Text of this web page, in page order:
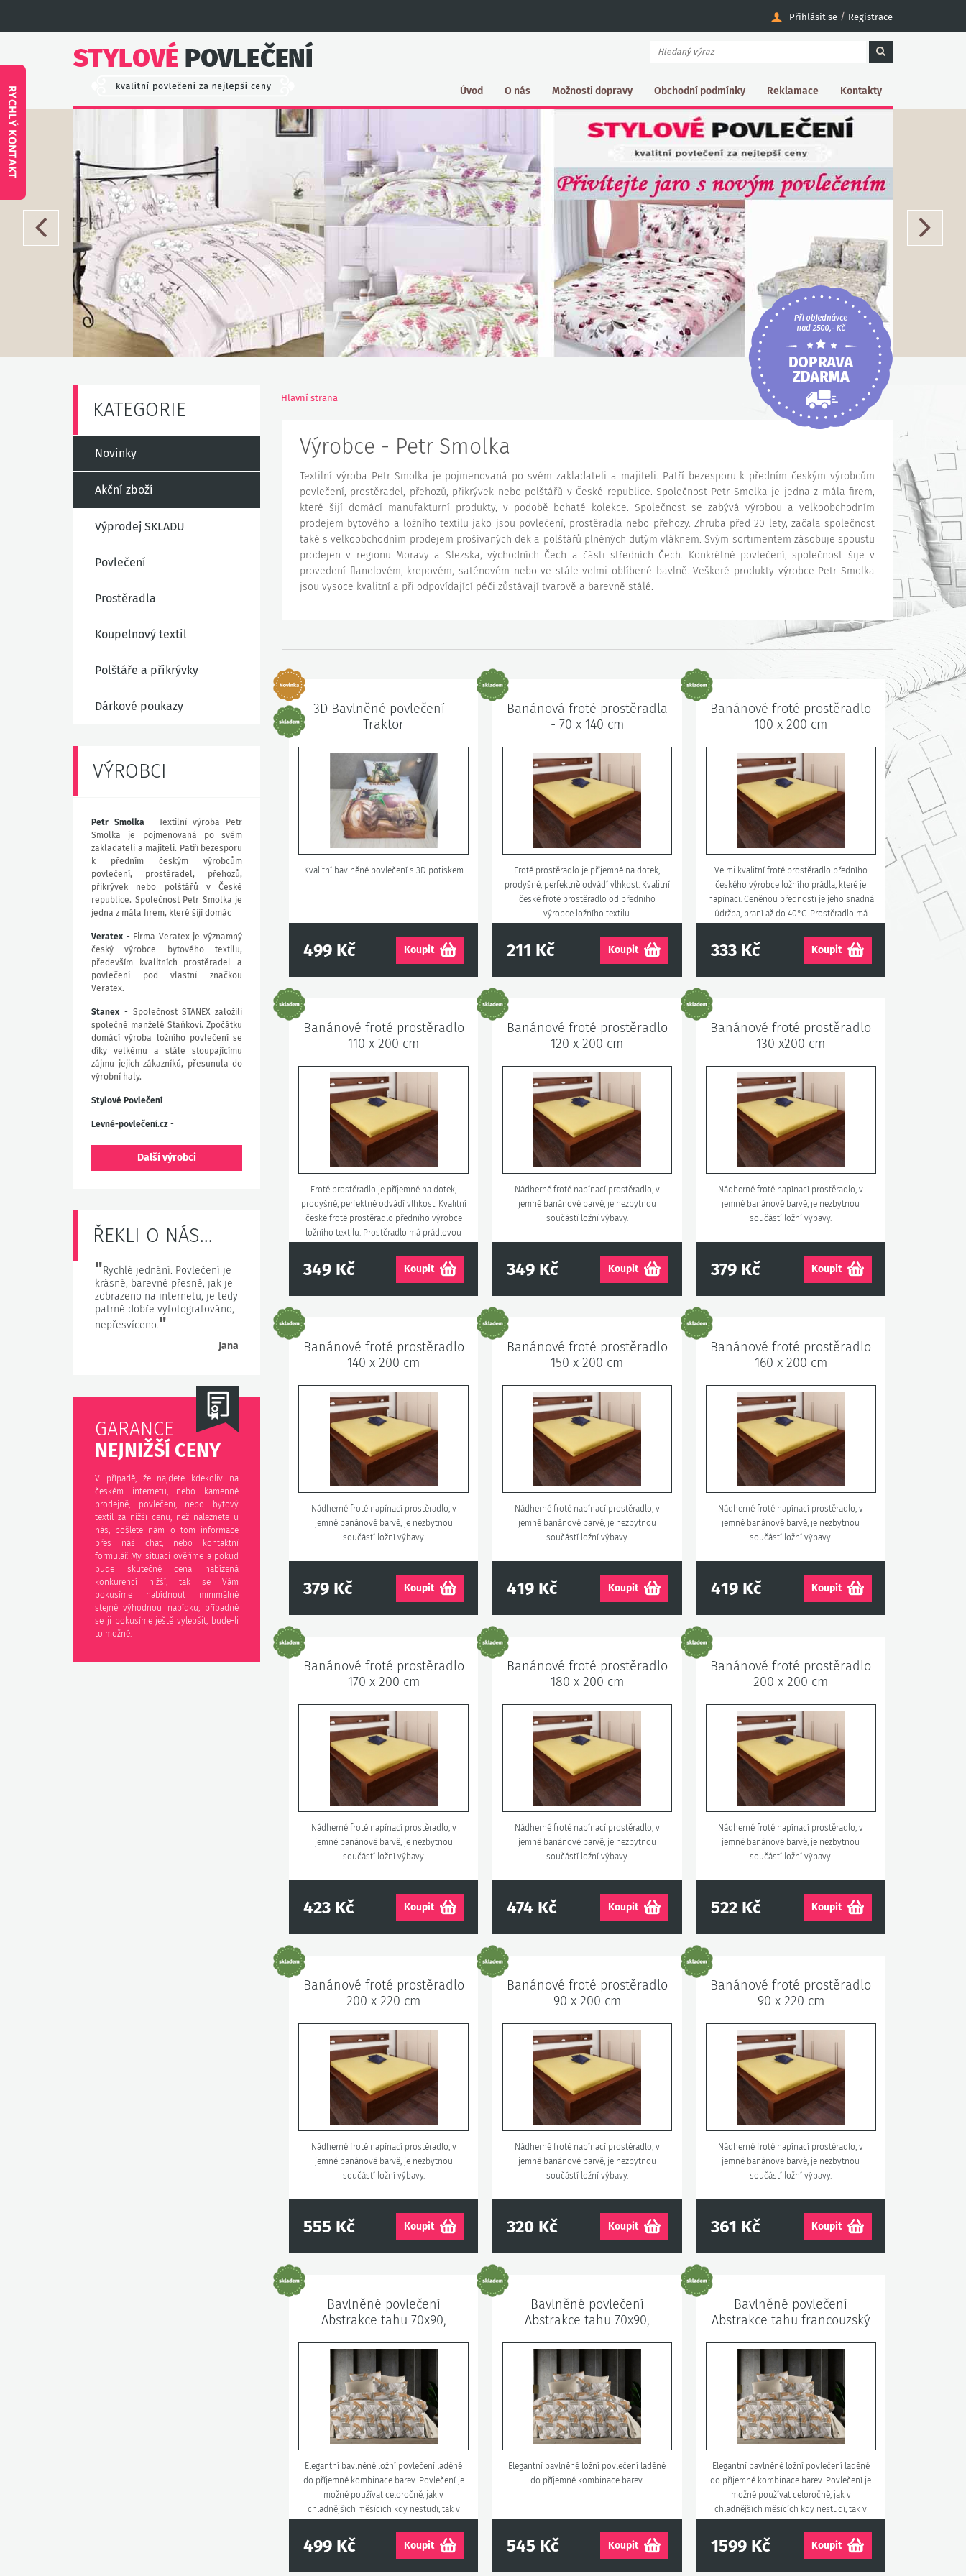
Výrobce - Petr Smolka
Textilní výroba Petr Smolka je pojmenovaná po svém zakladateli a majiteli. Patří bezesporu k předním českým výrobcům
povlečení, prostěradel, přehozů, přikrývek nebo polštářů v České republice. Společnost Petr Smolka je jedna z mála firem,
které šijí domácí manufakturní produkty, v podobě bohaté kolekce. Společnost se zabývá výrobou a velkoobchodním
prodejem bytového a ložního textilu jako jsou povlečení, prostěradla nebo přehozy. Zhruba před 20 lety, začala společnost
také s velkoobchodním prodejem prošívaných dek a polštářů plněných dutým vláknem. Svým sortimentem zásobuje spoustu
prodejen v regionu Moravy a Slezska, východních Čech a části středních Čech. Konkrétně povlečení, společnost šije v
provedení flanelovém, krepovém, saténovém nebo ve stále velmi oblíbené bavlně. Veškeré produkty výrobce Petr Smolka
jsou vysoce kvalitní a při odpovídající péči zůstávají tvarově a barevně stálé.
3D Bavlněné povlečení -
Traktor
Kvalitní bavlněné povlečení s 3D potiskem
499 Kč Koupit
Banánová froté prostěradla
- 70 x 140 cm
Froté prostěradlo je příjemné na dotek,
prodyšné, perfektně odvádí vlhkost. Kvalitní
české froté prostěradlo od předního
výrobce ložního textilu.
211 Kč Koupit
Banánové froté prostěradlo
100 x 200 cm
Velmi kvalitní froté prostěradlo předního
českého výrobce ložního prádla, které je
napínací. Ceněnou předností je jeho snadná
údržba, praní až do 40°C. Prostěradlo má
333 Kč Koupit
Banánové froté prostěradlo
110 x 200 cm
Froté prostěradlo je příjemné na dotek,
prodyšné, perfektně odvádí vlhkost. Kvalitní
české froté prostěradlo předního výrobce
ložního textilu. Prostěradlo má prádlovou
349 Kč Koupit
Banánové froté prostěradlo
120 x 200 cm
Nádherné froté napínací prostěradlo, v
jemné banánové barvě, je nezbytnou
součástí ložní výbavy.
349 Kč Koupit
Banánové froté prostěradlo
130 x200 cm
Nádherné froté napínací prostěradlo, v
jemné banánové barvě, je nezbytnou
součástí ložní výbavy.
379 Kč Koupit
Banánové froté prostěradlo
140 x 200 cm
Nádherné froté napínací prostěradlo, v
jemné banánové barvě, je nezbytnou
součástí ložní výbavy.
379 Kč Koupit
Banánové froté prostěradlo
150 x 200 cm
Nádherné froté napínací prostěradlo, v
jemné banánové barvě, je nezbytnou
součástí ložní výbavy.
419 Kč Koupit
Banánové froté prostěradlo
160 x 200 cm
Nádherné froté napínací prostěradlo, v
jemné banánové barvě, je nezbytnou
součástí ložní výbavy.
419 Kč Koupit
Banánové froté prostěradlo
170 x 200 cm
Nádherné froté napínací prostěradlo, v
jemné banánové barvě, je nezbytnou
součástí ložní výbavy.
423 Kč Koupit
Banánové froté prostěradlo
180 x 200 cm
Nádherné froté napínací prostěradlo, v
jemné banánové barvě, je nezbytnou
součástí ložní výbavy.
474 Kč Koupit
Banánové froté prostěradlo
200 x 200 cm
Nádherné froté napínací prostěradlo, v
jemné banánové barvě, je nezbytnou
součástí ložní výbavy.
522 Kč Koupit
Banánové froté prostěradlo
200 x 220 cm
Nádherné froté napínací prostěradlo, v
jemné banánové barvě, je nezbytnou
součástí ložní výbavy.
555 Kč Koupit
Banánové froté prostěradlo
90 x 200 cm
Nádherné froté napínací prostěradlo, v
jemné banánové barvě, je nezbytnou
součástí ložní výbavy.
320 Kč Koupit
Banánové froté prostěradlo
90 x 220 cm
Nádherné froté napínací prostěradlo, v
jemné banánové barvě, je nezbytnou
součástí ložní výbavy.
361 Kč Koupit
Bavlněné povlečení
Abstrakce tahu 70x90,
Elegantní bavlněné ložní povlečení laděné
do příjemné kombinace barev. Povlečení je
možné používat celoročně, jak v
chladnějších měsících kdy nestudí, tak v
499 Kč Koupit
Bavlněné povlečení
Abstrakce tahu 70x90,
Elegantní bavlněné ložní povlečení laděné
do příjemné kombinace barev.
545 Kč Koupit
Bavlněné povlečení
Abstrakce tahu francouzský
Elegantní bavlněné ložní povlečení laděné
do příjemné kombinace barev. Povlečení je
možné používat celoročně, jak v
chladnějších měsících kdy nestudí, tak v
1599 Kč Koupit
Hlavní strana
KATEGORIE
Novinky
Akční zboží
Výprodej SKLADU
Povlečení
Prostěradla
Koupelnový textil
Polštáře a přikrývky
Dárkové poukazy
VÝROBCI
Petr Smolka -Textilní výroba Petr
Smolka je pojmenovaná po svém
zakladateli a majiteli. Patří bezesporu
k předním českým výrobcům
povlečení, prostěradel, přehozů,
přikrývek nebo polštářů v České
republice. Společnost Petr Smolka je
jedna z mála firem, které šijí domác
Veratex - Firma Veratex je významný
český výrobce bytového textilu,
především kvalitních prostěradel a
povlečení pod vlastní značkou
Veratex.
Stanex - Společnost STANEX založili
společně manželé Staňkovi. Zpočátku
domácí výroba ložního povlečení se
díky velkému a stále stoupajícímu
zájmu jejich zákazníků, přesunula do
výrobní haly.
Stylové Povlečení -
Levné-povlečení.cz -
Další výrobci
ŘEKLI O NÁS...
"Rychlé jednání. Povlečení je
krásné, barevně přesně, jak je
zobrazeno na internetu, je tedy
patrně dobře vyfotografováno,
nepřesvíceno."
Jana
GARANCE
NEJNIŽŠÍ CENY
V případě, že najdete kdekoliv na
českém internetu, nebo kamenné
prodejně, povlečení, nebo bytový
textil za nižší cenu, než naleznete u
nás, pošlete nám o tom informace
přes náš chat, nebo kontaktní
formulář. My situaci ověříme a pokud
bude skutečně cena nabízená
konkurencí nižší, tak se Vám
pokusíme nabídnout minimálně
stejně výhodnou nabídku, případně
se ji pokusíme ještě vylepšit, bude-li
to možné.
Přihlásit se / Registrace
Úvod O nás Možnosti dopravy Obchodní podmínky Reklamace Kontakty